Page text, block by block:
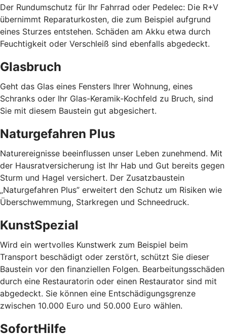
Der Rundumschutz für Ihr Fahrrad oder Pedelec: Die R+V
übernimmt Reparaturkosten, die zum Beispiel aufgrund
eines Sturzes entstehen. Schäden am Akku etwa durch
Feuchtigkeit oder Verschleiß sind ebenfalls abgedeckt.
Glasbruch
Geht das Glas eines Fensters Ihrer Wohnung, eines
Schranks oder Ihr Glas-Keramik-Kochfeld zu Bruch, sind
Sie mit diesem Baustein gut abgesichert.
Naturgefahren Plus
Naturereignisse beeinflussen unser Leben zunehmend. Mit
der Hausratversicherung ist Ihr Hab und Gut bereits gegen
Sturm und Hagel versichert. Der Zusatzbaustein
„Naturgefahren Plus” erweitert den Schutz um Risiken wie
Überschwemmung, Starkregen und Schneedruck.
KunstSpezial
Wird ein wertvolles Kunstwerk zum Beispiel beim
Transport beschädigt oder zerstört, schützt Sie dieser
Baustein vor den finanziellen Folgen. Bearbeitungsschäden
durch eine Restauratorin oder einen Restaurator sind mit
abgedeckt. Sie können eine Entschädigungsgrenze
zwischen 10.000 Euro und 50.000 Euro wählen.
SofortHilfe